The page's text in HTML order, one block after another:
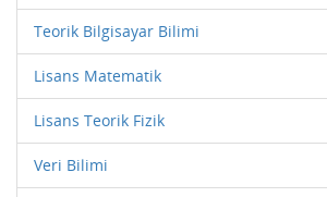
Teorik Bilgisayar Bilimi
Lisans Matematik
Lisans Teorik Fizik
Veri Bilimi